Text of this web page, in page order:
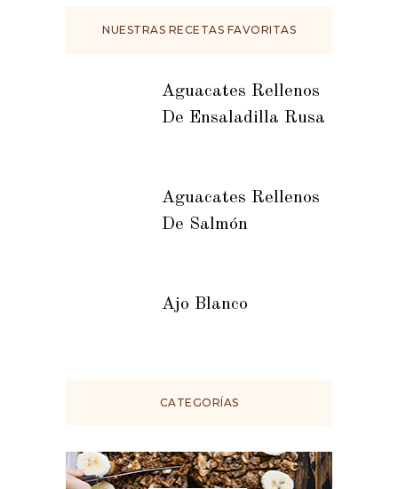
NUESTRAS RECETAS FAVORITAS
Aguacates Rellenos
De Ensaladilla Rusa
Aguacates Rellenos
De Salmón
Ajo Blanco
CATEGORÍAS